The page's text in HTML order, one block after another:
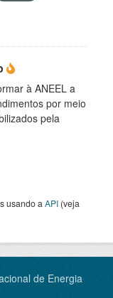
à ANEEL a
por meio
pela
usando a API (veja
de Energia